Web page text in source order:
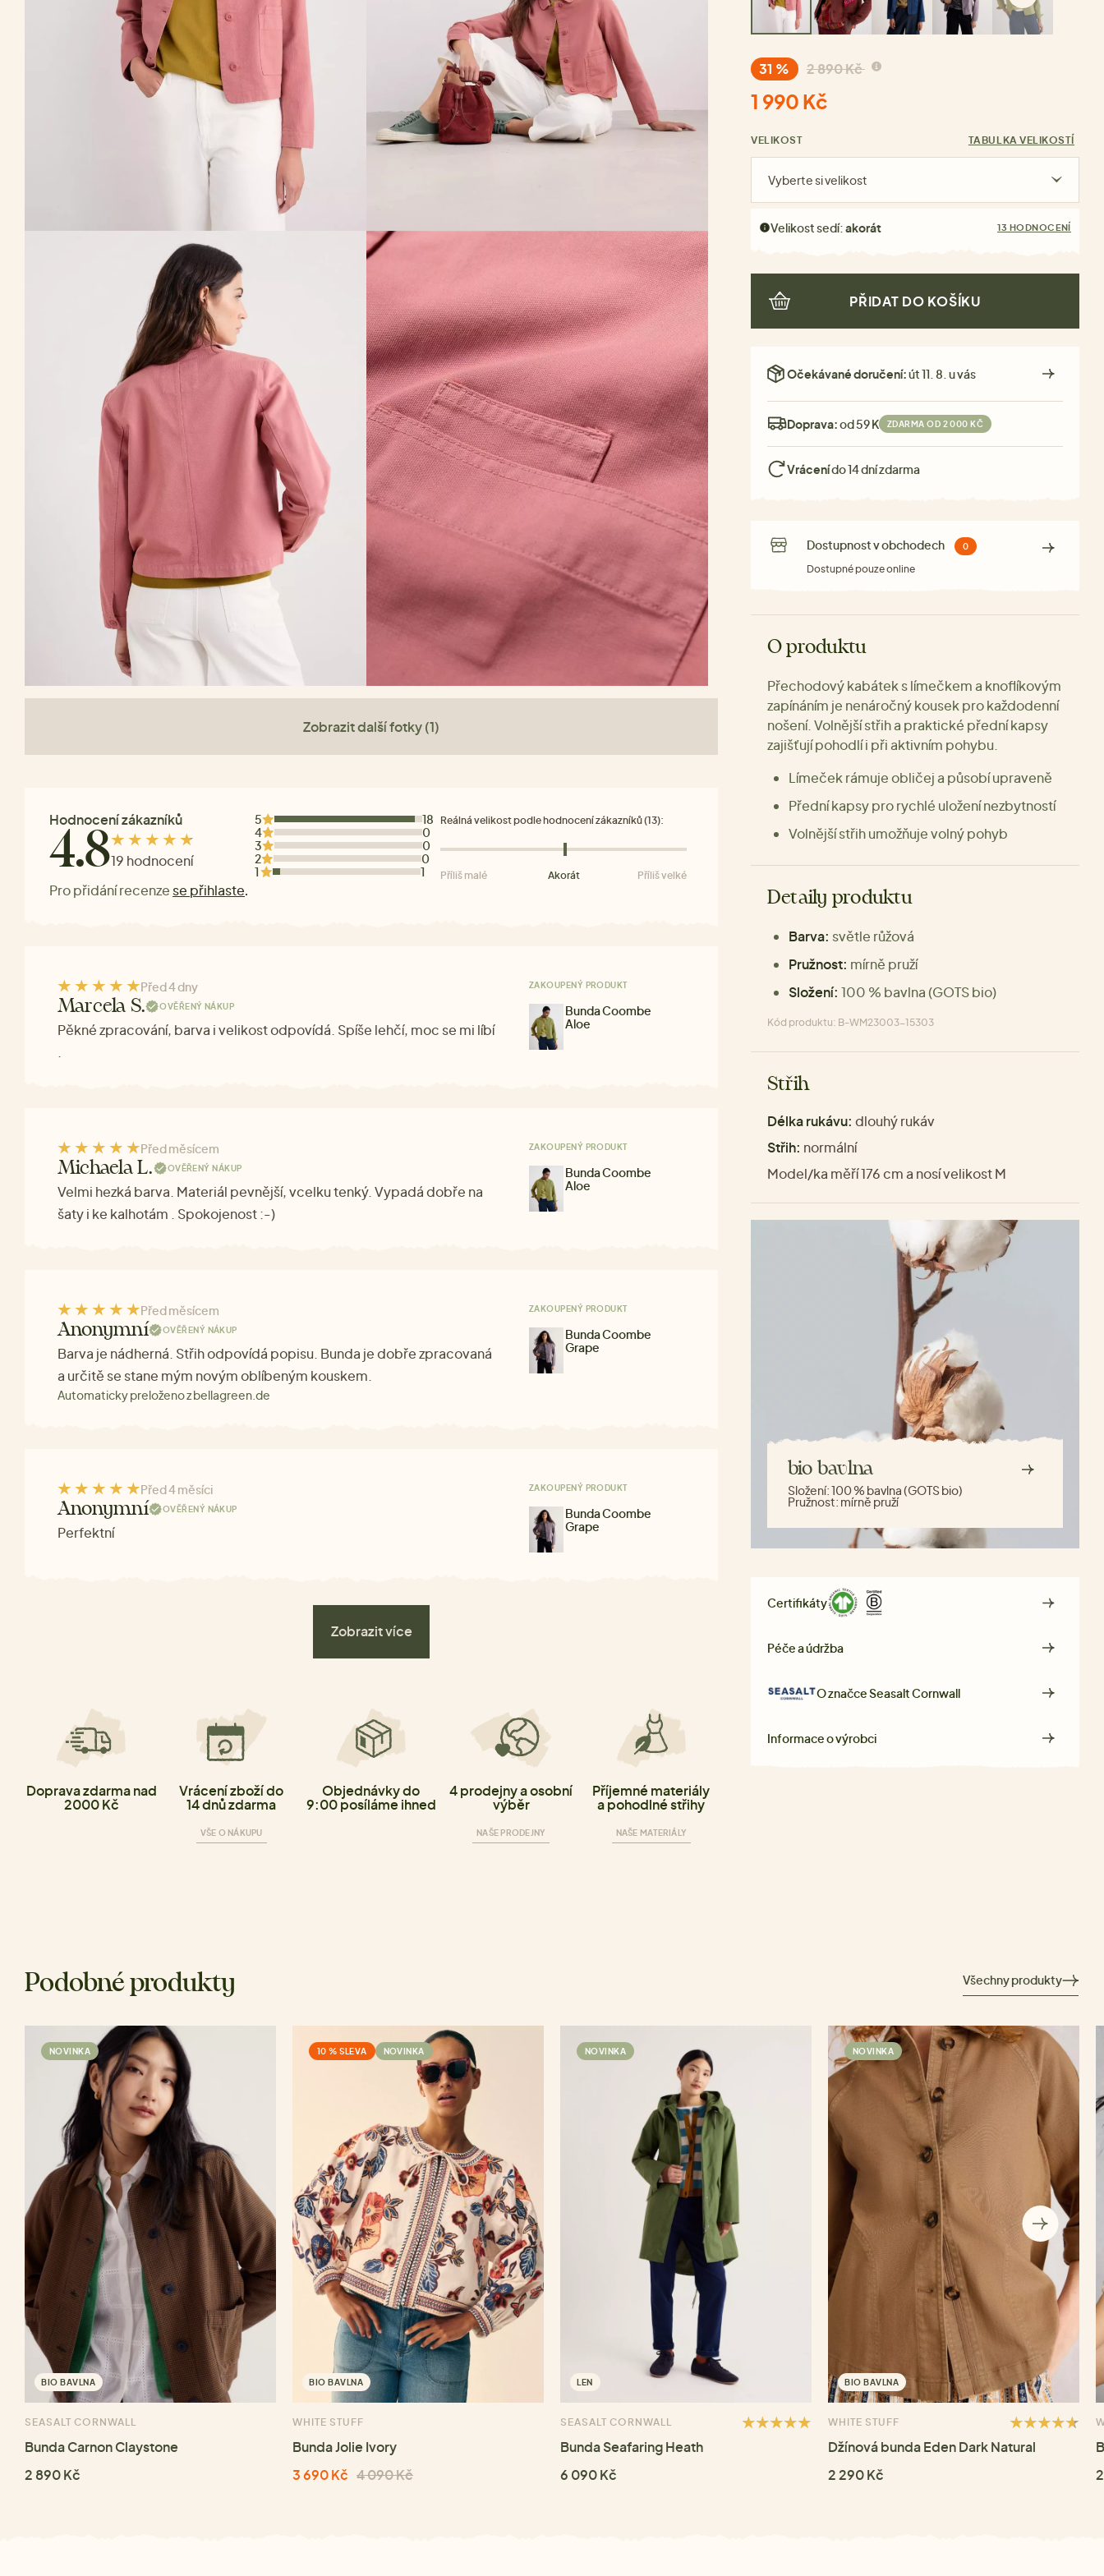
Zobrazit další fotky (1)
Hodnocení zákazníků
4.819 hodnocení
Pro přidání recenze se přihlaste.
5
18
4
0
3
0
2
0
1
1
Reálná velikost podle hodnocení zákazníků (13):
Příliš malé Akorát Příliš velké
Před 4 dny
Marcela S. OVĚŘENÝ NÁKUP
Pěkné zpracování, barva i velikost odpovídá. Spíše lehčí, moc se mi líbí
ZAKOUPENÝ PRODUKT
Bunda Coombe
Aloe
Před měsícem
Michaela L. OVĚŘENÝ NÁKUP
Velmi hezká barva. Materiál pevnější, vcelku tenký. Vypadá dobře na
šaty i ke kalhotám . Spokojenost :-)
ZAKOUPENÝ PRODUKT
Bunda Coombe
Aloe
Před měsícem
Anonymní OVĚŘENÝ NÁKUP
Barva je nádherná. Střih odpovídá popisu. Bunda je dobře zpracovaná
a určitě se stane mým novým oblíbeným kouskem.
Automaticky preloženo z bellagreen.de
ZAKOUPENÝ PRODUKT
Bunda Coombe
Grape
Před 4 měsíci
Anonymní OVĚŘENÝ NÁKUP
Perfektní
ZAKOUPENÝ PRODUKT
Bunda Coombe
Grape
Zobrazit více
Doprava zdarma nad
2000 Kč
Vrácení zboží do
14 dnů zdarma
VŠE O NÁKUPU
Objednávky do
9:00 posíláme ihned
4 prodejny a osobní
výběr
NAŠE PRODEJNY
Příjemné materiály
a pohodlné střihy
NAŠE MATERIÁLY
31 % 2 890 Kč
1 990 Kč
VELIKOST TABULKA VELIKOSTÍ
Vyberte si velikost
Velikost sedí:akorát 13 HODNOCENÍ
PŘIDAT DO KOŠÍKU
Očekávané doručení:út 11. 8. u vás
Doprava:od 59 Kč ZDARMA OD 2 000 KČ
Vrácenído 14 dní zdarma
Dostupnost v obchodech 0
Dostupné pouze online
O produktu
Přechodový kabátek s límečkem a knoflíkovým
zapínáním je nenáročný kousek pro každodenní
nošení. Volnější střih a praktické přední kapsy
zajišťují pohodlí i při aktivním pohybu.
Límeček rámuje obličej a působí upraveně
Přední kapsy pro rychlé uložení nezbytností
Volnější střih umožňuje volný pohyb
Detaily produktu
Barva: světle růžová
Pružnost: mírně pruží
Složení: 100 % bavlna (GOTS bio)
Kód produktu: B-WM23003-15303
Střih
Délka rukávu: dlouhý rukáv
Střih: normální
Model/ka měří 176 cm a nosí velikost M
bio bavlna
Složení:100 % bavlna (GOTS bio)
Pružnost: mírně pruží
Certifikáty
Péče a údržba
O značceSeasalt Cornwall
Informace o výrobci
Podobné produkty Všechny produkty
NOVINKA
BIO BAVLNA
SEASALT CORNWALL
Bunda Carnon Claystone
2 890 Kč
10 % SLEVA NOVINKA
BIO BAVLNA
WHITE STUFF
Bunda Jolie Ivory
3 690 Kč 4 090 Kč
NOVINKA
LEN
SEASALT CORNWALL
Bunda Seafaring Heath
6 090 Kč
NOVINKA
BIO BAVLNA
WHITE STUFF
Džínová bunda Eden Dark Natural
2 290 Kč